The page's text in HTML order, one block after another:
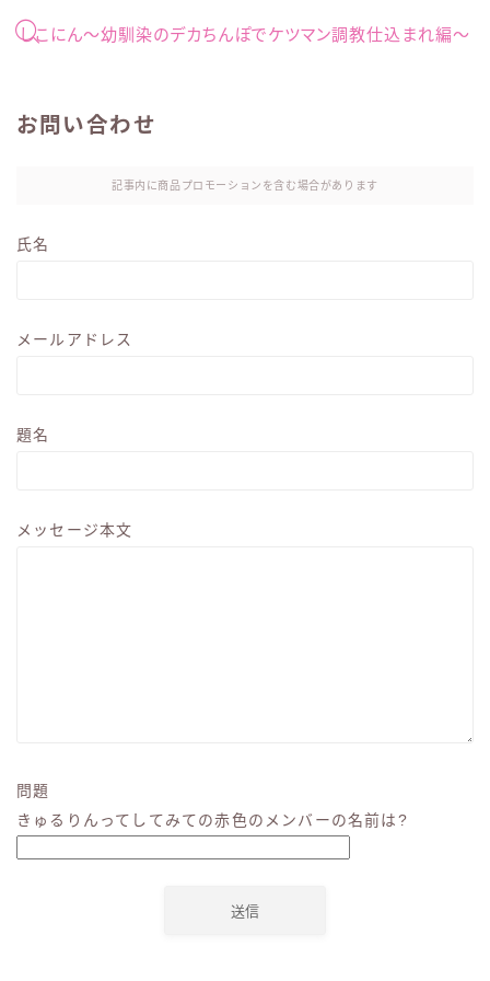
しこにん〜幼馴染のデカちんぽでケツマン調教仕込まれ編〜
お問い合わせ
記事内に商品プロモーションを含む場合があります
氏名
メールアドレス
題名
メッセージ本文
問題
きゅるりんってしてみての赤色のメンバーの名前は?